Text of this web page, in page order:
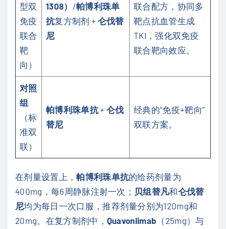
型双
免疫
联合
靶
向）
1308） /帕博利珠单
抗复方制剂 + 仑伐替
尼
联合配方，协同多
靶点抗血管生成
TKI，强化双免疫
联合靶向效应。
对照
组
（标
准双
联）
帕博利珠单抗+ 仑伐
替尼
经典的“免疫+靶向”
双联方案。
在剂量设置上，帕博利珠单抗的给药剂量为
400mg，每6周静脉注射一次； 贝组替凡和仑伐替
尼均为每日一次口服，推荐剂量分别为120mg和
20mg。在复方制剂中， Quavonlimab （25mg）与